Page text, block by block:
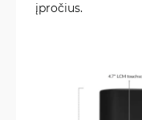
įpročius.